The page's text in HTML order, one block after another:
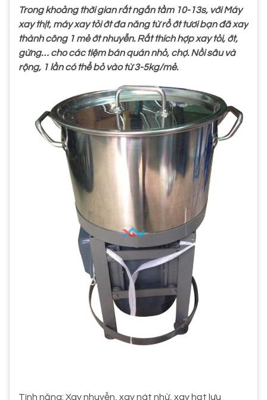
Trong khoảng thời gian rất ngắn tầm 10-13s, với Máy
xay thịt, máy xay tỏi ớt đa năng từ rổ ớt tươi bạn đã xay
thành công 1 mẻ ớt nhuyễn. Rất thích hợp xay tỏi, ớt,
gừng… cho các tiệm bán quán nhỏ, chợ. Nồi sâu và
rộng, 1 lần có thể bỏ vào từ 3-5kg/mẻ.
Tính năng: Xay nhuyễn, xay nát nhừ, xay hạt lựu